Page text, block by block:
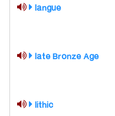
langue
late Bronze Age
lithic